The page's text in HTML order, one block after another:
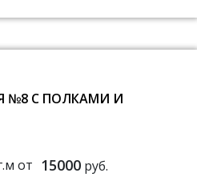
№8 С ПОЛКАМИ И
от 15000руб.